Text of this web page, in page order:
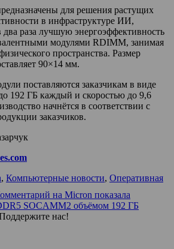
для решения растущих
в инфраструктуре ИИ,
два раза лучшую энергоэффективность
модулями RDIMM, занимая
пространства. Размер
90×14 мм.
поставляются заказчикам в виде
192 ГБ каждый и скоростью до 9,6
начнётся в соответствии с
заказчиков.
, Компьютерные новости, Оперативная
на Micron показала
SOCAMM2 объёмом 192 ГБ
нас!